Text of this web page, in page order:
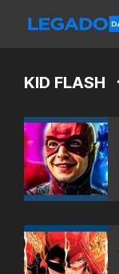
KID FLASH